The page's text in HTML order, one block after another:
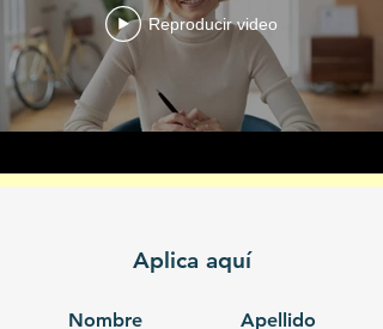
Reproducir video
Aplica aquí
Nombre Apellido